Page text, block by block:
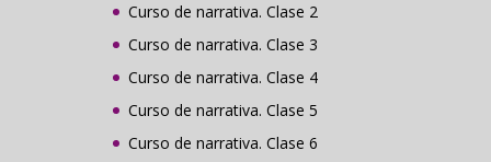
Curso de narrativa. Clase 2
Curso de narrativa. Clase 3
Curso de narrativa. Clase 4
Curso de narrativa. Clase 5
Curso de narrativa. Clase 6